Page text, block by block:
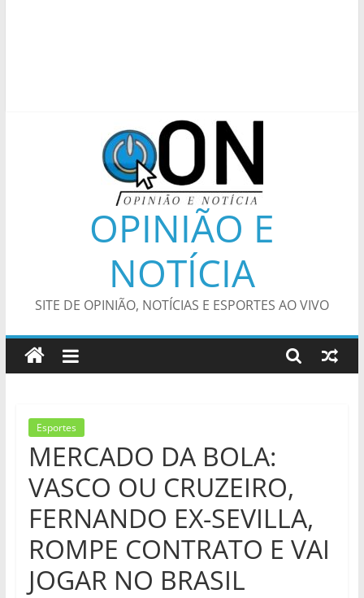
OPINIÃO E
NOTÍCIA
SITE DE OPINIÃO, NOTÍCIAS E ESPORTES AO VIVO
Esportes
MERCADO DA BOLA:
VASCO OU CRUZEIRO,
FERNANDO EX-SEVILLA,
ROMPE CONTRATO E VAI
JOGAR NO BRASIL